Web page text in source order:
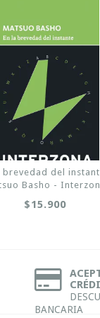
brevedad del
Basho -
$15.900
BANCARIA